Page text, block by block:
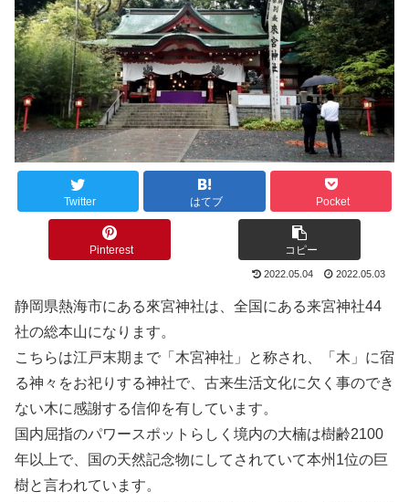
Twitter はてブ Pocket
Pinterest コピー
2022.05.04 2022.05.03
静岡県熱海市にある來宮神社は、全国にある来宮神社44
社の総本山になります。
こちらは江戸末期まで「木宮神社」と称され、「木」に宿
る神々をお祀りする神社で、古来生活文化に欠く事のでき
ない木に感謝する信仰を有しています。
国内屈指のパワースポットらしく境内の大楠は樹齢2100
年以上で、国の天然記念物にしてされていて本州1位の巨
樹と言われています。